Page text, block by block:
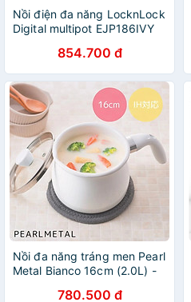
Nồi điện đa năng LocknLock
Digital multipot EJP186IVY
năng hẹn giờ, dung tích 1.6L
- Màu ngà - Hàng chính
hãng
854.700 đ
Nồi đa năng tráng men Pearl
Metal Bianco 16cm (2.0L) -
Nhật Bản780.500 đ